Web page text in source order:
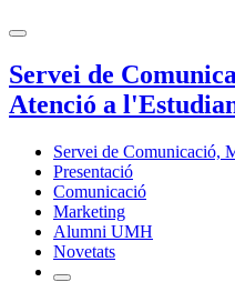
Servei de
Atenció a
Servei de Comunicació,
Presentació
Comunicació
Marketing
Alumni UMH
Novetats